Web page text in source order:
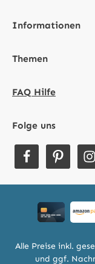
Informationen
Themen
FAQ Hilfe
Folge uns
Alle Preise inkl.
und ggf.